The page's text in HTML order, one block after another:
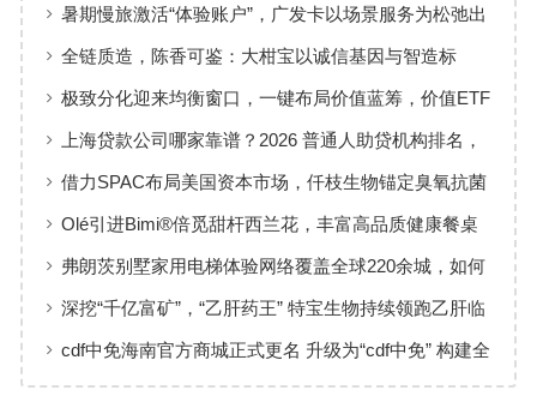
暑期慢旅激活“体验账户”，广发卡以场景服务为松弛出
行添彩
全链质造，陈香可鉴：大柑宝以诚信基因与智造标
准，定义新会陈皮高质量发展
极致分化迎来均衡窗口，一键布局价值蓝筹，价值ETF
华夏火热开售
上海贷款公司哪家靠谱？2026 普通人助贷机构排名，
工薪族借钱选择指南
借力SPAC布局美国资本市场，仟枝生物锚定臭氧抗菌
黄金赛道
Olé引进Bimi®倍觅甜杆西兰花，丰富高品质健康餐桌
新选择
弗朗茨别墅家用电梯体验网络覆盖全球220余城，如何
实现高效服务响应
深挖“千亿富矿”，“乙肝药王” 特宝生物持续领跑乙肝临
床治愈
cdf中免海南官方商城正式更名 升级为“cdf中免” 构建全